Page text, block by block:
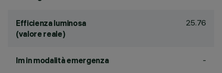
Efficienza luminosa
(valore reale)
25.76
lm in modalità emergenza -